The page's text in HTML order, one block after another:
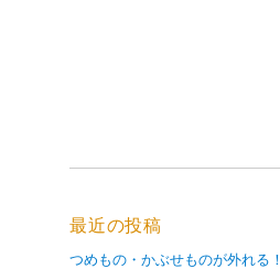
最近の投稿
つめもの・かぶせものが外れる！